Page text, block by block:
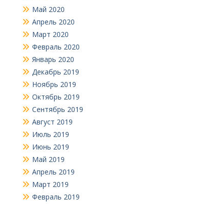
Май 2020
Апрель 2020
Март 2020
Февраль 2020
Январь 2020
Декабрь 2019
Ноябрь 2019
Октябрь 2019
Сентябрь 2019
Август 2019
Июль 2019
Июнь 2019
Май 2019
Апрель 2019
Март 2019
Февраль 2019